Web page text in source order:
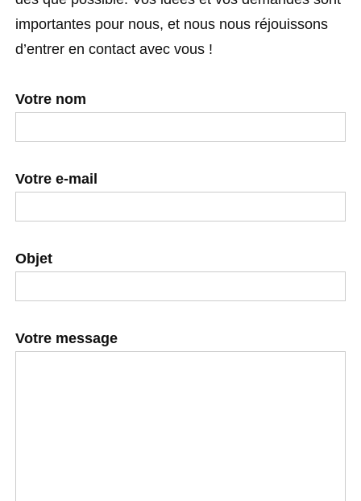
importantes pour nous, et nous nous réjouissons
d’entrer en contact avec vous !
Votre nom
Votre e-mail
Objet
Votre message